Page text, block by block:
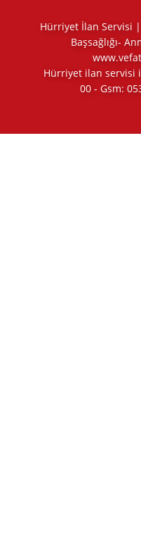
Hürriyet İlan Servisi
Başsağlığı-
Hürriyet ilan servisi
00 - Gsm: